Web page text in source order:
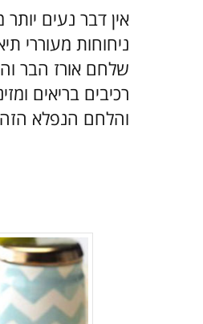
פלפל אדום מתוק - ¼
עירית - 2 כפיות
אין דבר נעים
ניחוחות מעוררי
שלחם אורז הבר
רכיבים בריאים
והלחם הנפלא